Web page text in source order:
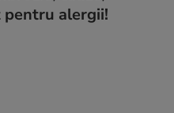
alergii!